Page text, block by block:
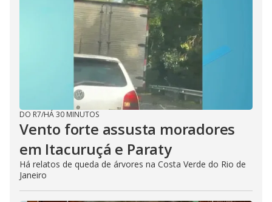
DO R7/HÁ 30 MINUTOS
Vento forte assusta moradores
em Itacuruçá e Paraty
Há relatos de queda de árvores na Costa Verde do Rio de
Janeiro